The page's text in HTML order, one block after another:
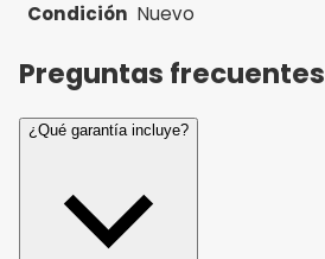
Condición Nuevo
Preguntas frecuentes
¿Qué garantía incluye?